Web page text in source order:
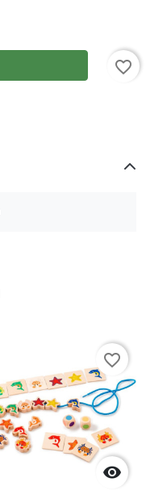
favorite_border

favorite_border